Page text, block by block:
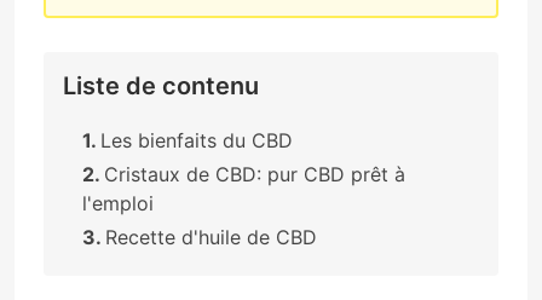
Liste de contenu
Les bienfaits du CBD
Cristaux de CBD: pur CBD prêt à
l'emploi
Recette d'huile de CBD